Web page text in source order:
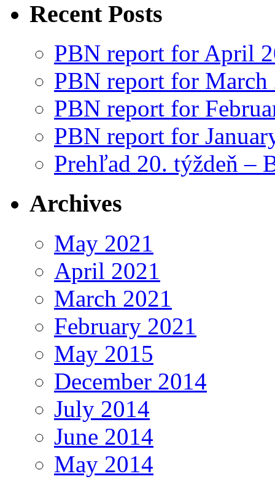
Recent Posts
PBN report for April
PBN report for March
PBN report for
PBN report for
Prehľad 20. týždeň –
Archives
May 2021
April 2021
March 2021
February 2021
May 2015
December 2014
July 2014
June 2014
May 2014